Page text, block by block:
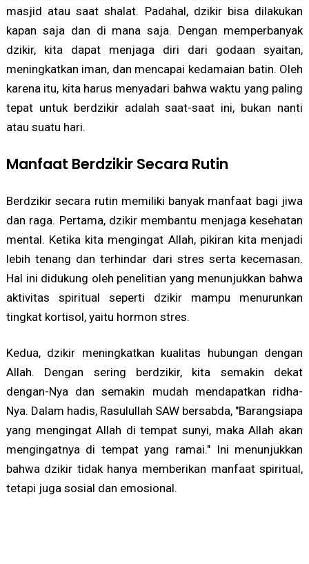
masjid atau saat shalat. Padahal, dzikir bisa dilakukan
kapan saja dan di mana saja. Dengan memperbanyak
dzikir, kita dapat menjaga diri dari godaan syaitan,
meningkatkan iman, dan mencapai kedamaian batin. Oleh
karena itu, kita harus menyadari bahwa waktu yang paling
tepat untuk berdzikir adalah saat-saat ini, bukan nanti
atau suatu hari.
Manfaat Berdzikir Secara Rutin
Berdzikir secara rutin memiliki banyak manfaat bagi jiwa
dan raga. Pertama, dzikir membantu menjaga kesehatan
mental. Ketika kita mengingat Allah, pikiran kita menjadi
lebih tenang dan terhindar dari stres serta kecemasan.
Hal ini didukung oleh penelitian yang menunjukkan bahwa
aktivitas spiritual seperti dzikir mampu menurunkan
tingkat kortisol, yaitu hormon stres.
Kedua, dzikir meningkatkan kualitas hubungan dengan
Allah. Dengan sering berdzikir, kita semakin dekat
dengan-Nya dan semakin mudah mendapatkan ridha-
Nya. Dalam hadis, Rasulullah SAW bersabda, "Barangsiapa
yang mengingat Allah di tempat sunyi, maka Allah akan
mengingatnya di tempat yang ramai." Ini menunjukkan
bahwa dzikir tidak hanya memberikan manfaat spiritual,
tetapi juga sosial dan emosional.